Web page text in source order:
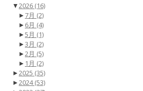
▼2026 (16)
► 7月 (2)
► 6月 (4)
►5月 (1)
►3月 (2)
►2月 (5)
► 1月 (2)
►2025 (35)
►2024(53)